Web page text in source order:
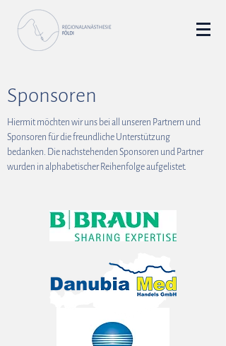
Sponsoren
Hiermit möchten wir uns bei all unseren Partnern und
Sponsoren für die freundliche Unterstützung
bedanken. Die nachstehenden Sponsoren und Partner
wurden in alphabetischer Reihenfolge aufgelistet.